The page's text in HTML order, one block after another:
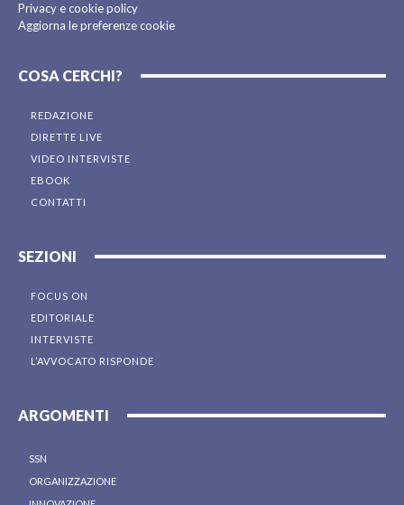
Privacy e cookie policy
Aggiorna le preferenze cookie
COSA CERCHI?
REDAZIONE
DIRETTE LIVE
VIDEO INTERVISTE
EBOOK
CONTATTI
SEZIONI
FOCUS ON
EDITORIALE
INTERVISTE
L’AVVOCATO RISPONDE
ARGOMENTI
SSN
ORGANIZZAZIONE